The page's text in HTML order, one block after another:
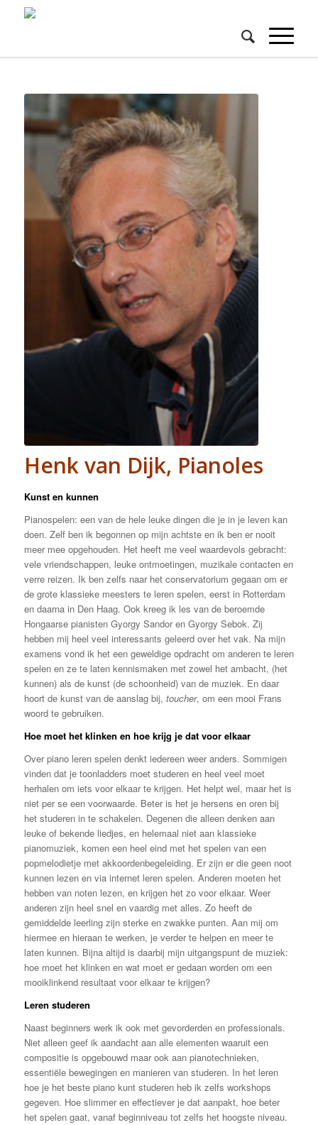
Henk van Dijk, Pianoles
Kunst en kunnen
Pianospelen: een van de hele leuke dingen die je in je leven kan
doen. Zelf ben ik begonnen op mijn achtste en ik ben er nooit
meer mee opgehouden. Het heeft me veel waardevols gebracht:
vele vriendschappen, leuke ontmoetingen, muzikale contacten en
verre reizen. Ik ben zelfs naar het conservatorium gegaan om er
de grote klassieke meesters te leren spelen, eerst in Rotterdam
en daarna in Den Haag. Ook kreeg ik les van de beroemde
Hongaarse pianisten Gyorgy Sandor en Gyorgy Sebok. Zij
hebben mij heel veel interessants geleerd over het vak. Na mijn
examens vond ik het een geweldige opdracht om anderen te leren
spelen en ze te laten kennismaken met zowel het ambacht, (het
kunnen) als de kunst (de schoonheid) van de muziek. En daar
hoort de kunst van de aanslag bij, toucher, om een mooi Frans
woord te gebruiken.
Hoe moet het klinken en hoe krijg je dat voor elkaar
Over piano leren spelen denkt iedereen weer anders. Sommigen
vinden dat je toonladders moet studeren en heel veel moet
herhalen om iets voor elkaar te krijgen. Het helpt wel, maar het is
niet per se een voorwaarde. Beter is het je hersens en oren bij
het studeren in te schakelen. Degenen die alleen denken aan
leuke of bekende liedjes, en helemaal niet aan klassieke
pianomuziek, komen een heel eind met het spelen van een
popmelodietje met akkoordenbegeleiding. Er zijn er die geen noot
kunnen lezen en via internet leren spelen. Anderen moeten het
hebben van noten lezen, en krijgen het zo voor elkaar. Weer
anderen zijn heel snel en vaardig met alles. Zo heeft de
gemiddelde leerling zijn sterke en zwakke punten. Aan mij om
hiermee en hieraan te werken, je verder te helpen en meer te
laten kunnen. Bijna altijd is daarbij mijn uitgangspunt de muziek:
hoe moet het klinken en wat moet er gedaan worden om een
mooiklinkend resultaat voor elkaar te krijgen?
Leren studeren
Naast beginners werk ik ook met gevorderden en professionals.
Niet alleen geef ik aandacht aan alle elementen waaruit een
compositie is opgebouwd maar ook aan pianotechnieken,
essentiële bewegingen en manieren van studeren. In het leren
hoe je het beste piano kunt studeren heb ik zelfs workshops
gegeven. Hoe slimmer en effectiever je dat aanpakt, hoe beter
het spelen gaat, vanaf beginniveau tot zelfs het hoogste niveau.